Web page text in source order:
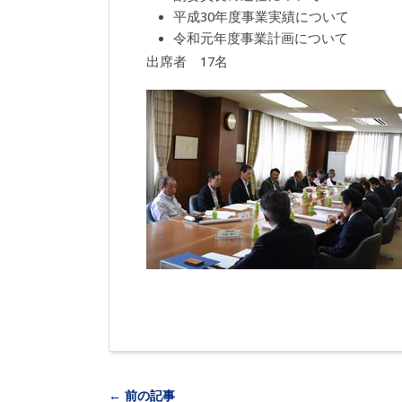
平成30年度事業実績について
令和元年度事業計画について
出席者 17名
← 前の記事